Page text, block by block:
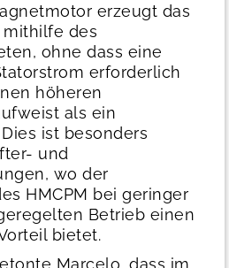
erzeugt das
des
ohne dass eine
erforderlich
höheren
als ein
ist besonders
und
wo der
HMCPM bei geringer
Betrieb einen
bietet.
Marcelo, dass im